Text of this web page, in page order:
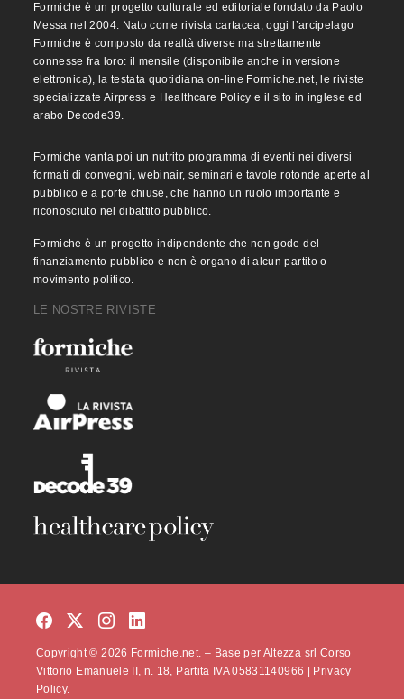
Formiche è un progetto culturale ed editoriale fondato da Paolo
Messa nel 2004. Nato come rivista cartacea, oggi l’arcipelago
Formiche è composto da realtà diverse ma strettamente
connesse fra loro: il mensile (disponibile anche in versione
elettronica), la testata quotidiana on-line Formiche.net, le riviste
specializzate Airpress e Healthcare Policy e il sito in inglese ed
arabo Decode39.
Formiche vanta poi un nutrito programma di eventi nei diversi
formati di convegni, webinair, seminari e tavole rotonde aperte al
pubblico e a porte chiuse, che hanno un ruolo importante e
riconosciuto nel dibattito pubblico.
Formiche è un progetto indipendente che non gode del
finanziamento pubblico e non è organo di alcun partito o
movimento politico.
LE NOSTRE RIVISTE
Copyright © 2026 Formiche.net. – Base per Altezza srl Corso
Vittorio Emanuele II, n. 18, Partita IVA 05831140966 |
Privacy
Policy.